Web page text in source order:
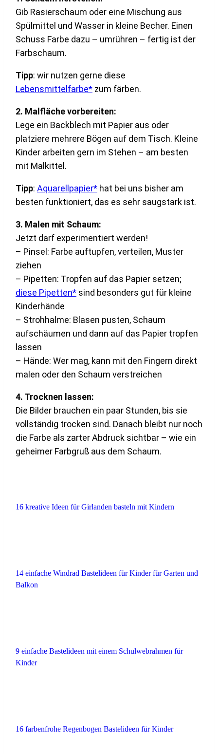
Gib Rasierschaum oder eine Mischung aus
Spülmittel und Wasser in kleine Becher. Einen
Schuss Farbe dazu – umrühren – fertig ist der
Farbschaum.
Tipp: wir nutzen gerne diese
Lebensmittelfarbe* zum färben.
2. Malfläche vorbereiten:
Lege ein Backblech mit Papier aus oder
platziere mehrere Bögen auf dem Tisch. Kleine
Kinder arbeiten gern im Stehen – am besten
mit Malkittel.
Tipp: Aquarellpapier* hat bei uns bisher am
besten funktioniert, das es sehr saugstark ist.
3. Malen mit Schaum:
Jetzt darf experimentiert werden!
– Pinsel: Farbe auftupfen, verteilen, Muster
ziehen
– Pipetten: Tropfen auf das Papier setzen;
diese Pipetten* sind besonders gut für kleine
Kinderhände
– Strohhalme: Blasen pusten, Schaum
aufschäumen und dann auf das Papier tropfen
lassen
– Hände: Wer mag, kann mit den Fingern direkt
malen oder den Schaum verstreichen
4. Trocknen lassen:
Die Bilder brauchen ein paar Stunden, bis sie
vollständig trocken sind. Danach bleibt nur noch
die Farbe als zarter Abdruck sichtbar – wie ein
geheimer Farbgruß aus dem Schaum.
16 kreative Ideen für Girlanden basteln mit Kindern
14 einfache Windrad Bastelideen für Kinder für Garten und
Balkon
9 einfache Bastelideen mit einem Schulwebrahmen für
Kinder
16 farbenfrohe Regenbogen Bastelideen für Kinder